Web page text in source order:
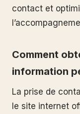
contact et
Comment
information
La prise de
le site internet